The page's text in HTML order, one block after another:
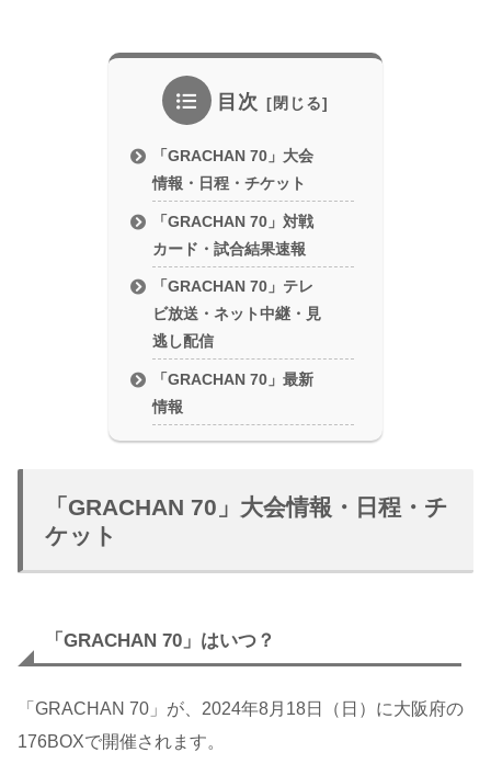
目次
「GRACHAN 70」大会
情報・日程・チケット
「GRACHAN 70」対戦
カード・試合結果速報
「GRACHAN 70」テレ
ビ放送・ネット中継・見
逃し配信
「GRACHAN 70」最新
情報
「GRACHAN 70」大会情報・日程・チ
ケット
「GRACHAN 70」はいつ？
「GRACHAN 70」が、2024年8月18日（日）に大阪府の
176BOXで開催されます。